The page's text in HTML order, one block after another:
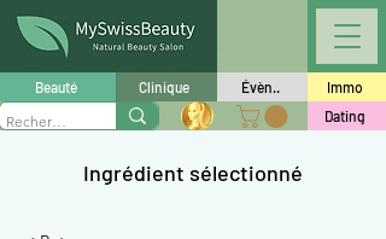
Beauté Clinique Évèn..
Immo
Dating
Ingrédient sélectionné